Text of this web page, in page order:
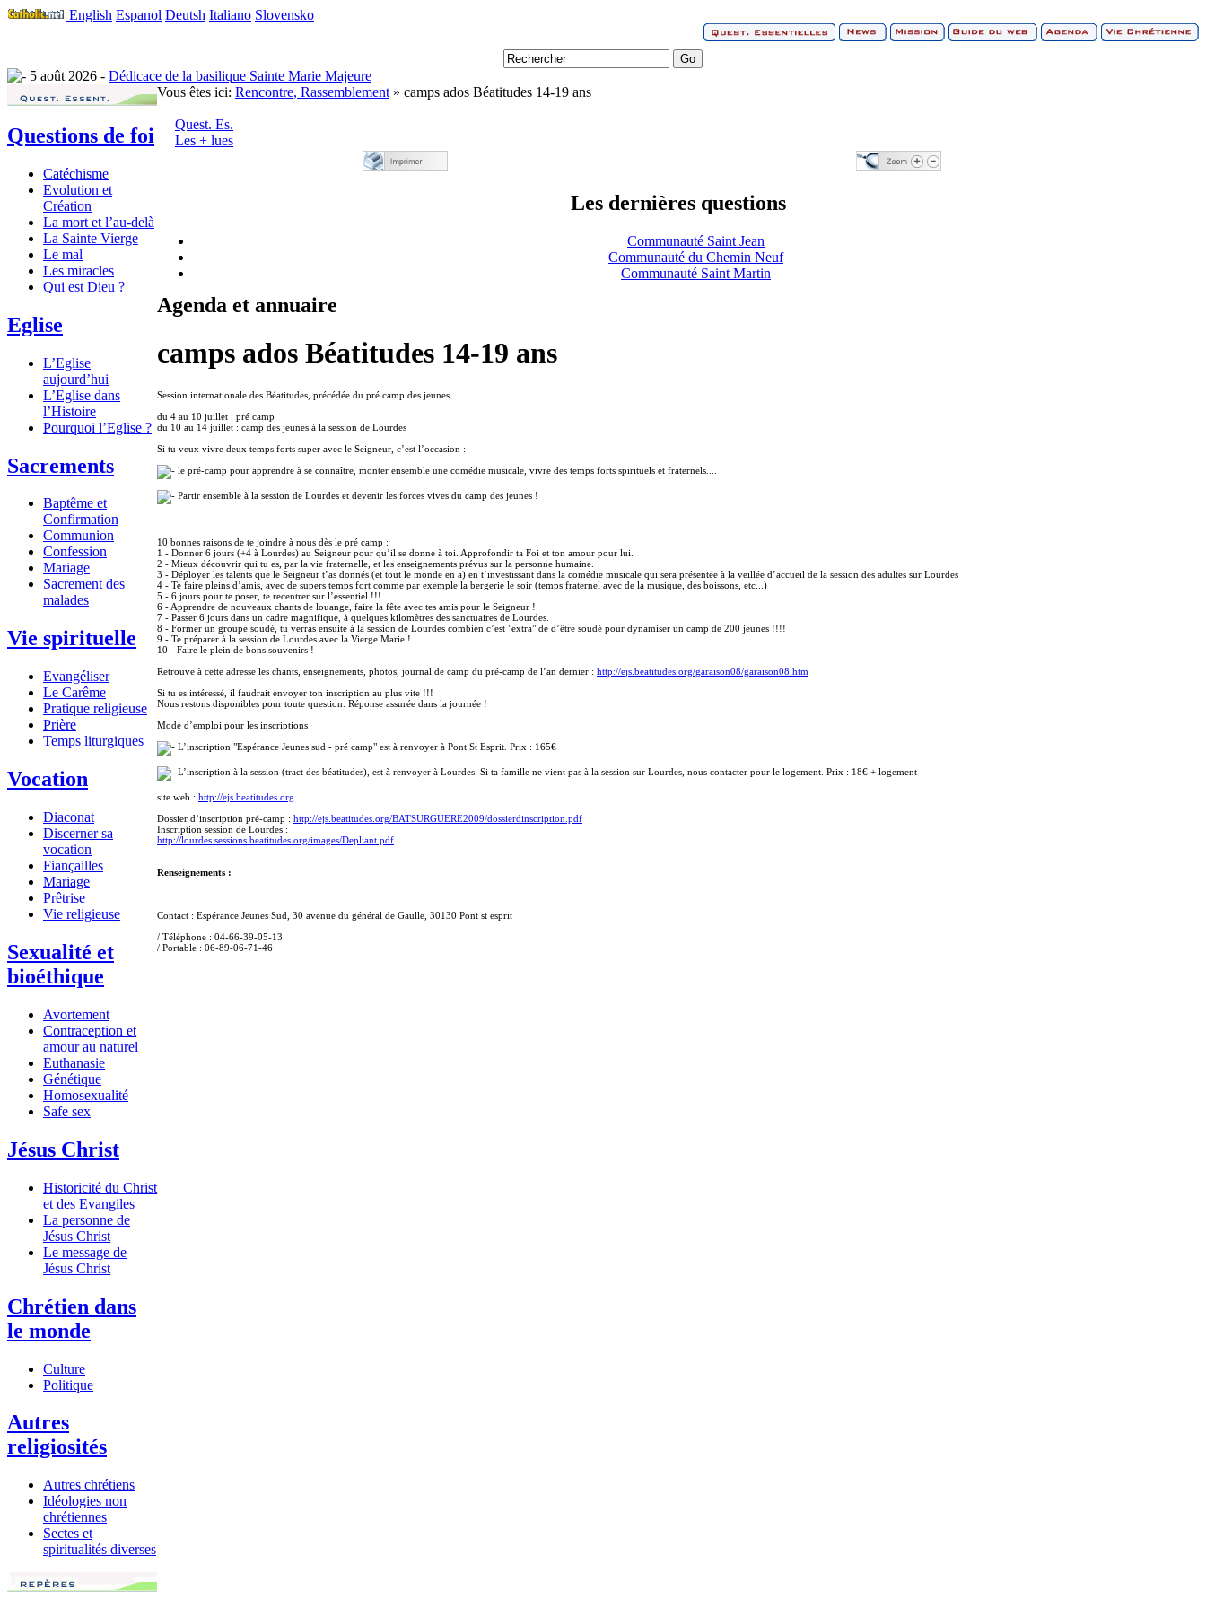
English Espanol Deutsh Italiano Slovensko
5 août 2026 - Dédicace de la basilique Sainte Marie Majeure
Questions de foi
Catéchisme
Evolution et
Création
La mort et l’au-delà
La Sainte Vierge
Le mal
Les miracles
Qui est Dieu ?
Eglise
L’Eglise
aujourd’hui
L’Eglise dans
l’Histoire
Pourquoi l’Eglise ?
Sacrements
Baptême et
Confirmation
Communion
Confession
Mariage
Sacrement des
malades
Vie spirituelle
Evangéliser
Le Carême
Pratique religieuse
Prière
Temps liturgiques
Vocation
Diaconat
Discerner sa
vocation
Fiançailles
Mariage
Prêtrise
Vie religieuse
Sexualité et
bioéthique
Avortement
Contraception et
amour au naturel
Euthanasie
Génétique
Homosexualité
Safe sex
Jésus Christ
Historicité du Christ
et des Evangiles
La personne de
Jésus Christ
Le message de
Jésus Christ
Chrétien dans
le monde
Culture
Politique
Autres
religiosités
Autres chrétiens
Idéologies non
chrétiennes
Sectes et
spiritualités diverses
Vous êtes ici: Rencontre, Rassemblement » camps ados Béatitudes 14-19 ans
Quest. Es.
Les + lues
Les dernières questions
Communauté Saint Jean
Communauté du Chemin Neuf
Communauté Saint Martin
Agenda et annuaire
camps ados Béatitudes 14-19 ans
Session internationale des Béatitudes, précédée du pré camp des jeunes.
du 4 au 10 juillet : pré camp
du 10 au 14 juillet : camp des jeunes à la session de Lourdes
Si tu veux vivre deux temps forts super avec le Seigneur, c’est l’occasion :
le pré-camp pour apprendre à se connaître, monter ensemble une comédie musicale, vivre des temps forts spirituels et fraternels....
Partir ensemble à la session de Lourdes et devenir les forces vives du camp des jeunes !
10 bonnes raisons de te joindre à nous dès le pré camp :
1 - Donner 6 jours (+4 à Lourdes) au Seigneur pour qu’il se donne à toi. Approfondir ta Foi et ton amour pour lui.
2 - Mieux découvrir qui tu es, par la vie fraternelle, et les enseignements prévus sur la personne humaine.
3 - Déployer les talents que le Seigneur t’as donnés (et tout le monde en a) en t’investissant dans la comédie musicale qui sera présentée à la veillée d’accueil de la session des adultes sur Lourdes
4 - Te faire pleins d’amis, avec de supers temps fort comme par exemple la bergerie le soir (temps fraternel avec de la musique, des boissons, etc...)
5 - 6 jours pour te poser, te recentrer sur l’essentiel !!!
6 - Apprendre de nouveaux chants de louange, faire la fête avec tes amis pour le Seigneur !
7 - Passer 6 jours dans un cadre magnifique, à quelques kilomètres des sanctuaires de Lourdes.
8 - Former un groupe soudé, tu verras ensuite à la session de Lourdes combien c’est "extra" de d’être soudé pour dynamiser un camp de 200 jeunes !!!!
9 - Te préparer à la session de Lourdes avec la Vierge Marie !
10 - Faire le plein de bons souvenirs !
Retrouve à cette adresse les chants, enseignements, photos, journal de camp du pré-camp de l’an dernier : http://ejs.beatitudes.org/garaison08/garaison08.htm
Si tu es intéressé, il faudrait envoyer ton inscription au plus vite !!!
Nous restons disponibles pour toute question. Réponse assurée dans la journée !
Mode d’emploi pour les inscriptions
L’inscription "Espérance Jeunes sud - pré camp" est à renvoyer à Pont St Esprit. Prix : 165€
L’inscription à la session (tract des béatitudes), est à renvoyer à Lourdes. Si ta famille ne vient pas à la session sur Lourdes, nous contacter pour le logement. Prix : 18€ + logement
site web : http://ejs.beatitudes.org
Dossier d’inscription pré-camp : http://ejs.beatitudes.org/BATSURGUERE2009/dossierdinscription.pdf
Inscription session de Lourdes :
http://lourdes.sessions.beatitudes.org/images/Depliant.pdf
Renseignements :
Contact : Espérance Jeunes Sud, 30 avenue du général de Gaulle, 30130 Pont st esprit
/ Téléphone : 04-66-39-05-13
/ Portable : 06-89-06-71-46